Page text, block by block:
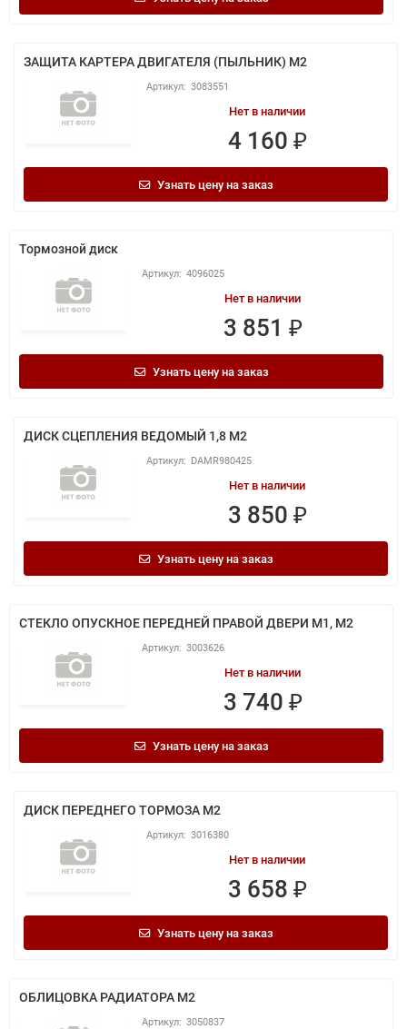
ЗАЩИТА КАРТЕРА ДВИГАТЕЛЯ (ПЫЛЬНИК) M2
3083551
Нет в наличии
4 160 ₽
Узнать цену на заказ
Тормозной диск
4096025
Нет в наличии
3 851 ₽
Узнать цену на заказ
ДИСК СЦЕПЛЕНИЯ ВЕДОМЫЙ 1,8 M2
DAMR980425
Нет в наличии
3 850 ₽
Узнать цену на заказ
СТЕКЛО ОПУСКНОЕ ПЕРЕДНЕЙ ПРАВОЙ ДВЕРИ M1, M2
3003626
Нет в наличии
3 740 ₽
Узнать цену на заказ
ДИСК ПЕРЕДНЕГО ТОРМОЗА M2
3016380
Нет в наличии
3 658 ₽
Узнать цену на заказ
ОБЛИЦОВКА РАДИАТОРА M2
3050837